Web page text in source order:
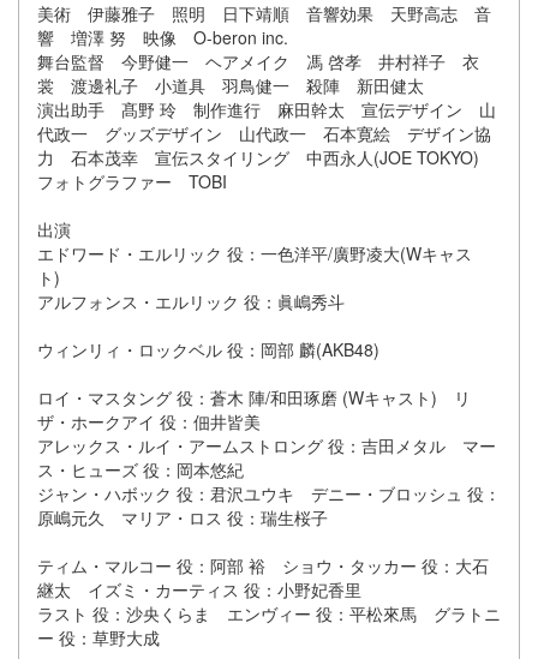
美術 伊藤雅子 照明 日下靖順 音響効果 天野高志 音
響 増澤 努 映像 O-beron inc.
舞台監督 今野健一 ヘアメイク 馮 啓孝 井村祥子 衣
裳 渡邊礼子 小道具 羽鳥健一 殺陣 新田健太
演出助手 髙野 玲 制作進行 麻田幹太 宣伝デザイン 山
代政一 グッズデザイン 山代政一 石本寛絵 デザイン協
力 石本茂幸 宣伝スタイリング 中西永人(JOE TOKYO)
フォトグラファー TOBI
出演
エドワード・エルリック 役：一色洋平/廣野凌大(Wキャス
ト)
アルフォンス・エルリック 役：眞嶋秀斗
ウィンリィ・ロックベル 役：岡部 麟(AKB48)
ロイ・マスタング 役：蒼木 陣/和田琢磨 (Wキャスト) リ
ザ・ホークアイ 役：佃井皆美
アレックス・ルイ・アームストロング 役：吉田メタル マー
ス・ヒューズ 役：岡本悠紀
ジャン・ハボック 役：君沢ユウキ デニー・ブロッシュ 役：
原嶋元久 マリア・ロス 役：瑞生桜子
ティム・マルコー 役：阿部 裕 ショウ・タッカー 役：大石
継太 イズミ・カーティス 役：小野妃香里
ラスト 役：沙央くらま エンヴィー 役：平松來馬 グラトニ
ー 役：草野大成